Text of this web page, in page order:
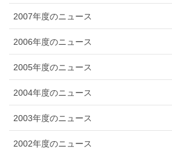
2007年度のニュース
2006年度のニュース
2005年度のニュース
2004年度のニュース
2003年度のニュース
2002年度のニュース